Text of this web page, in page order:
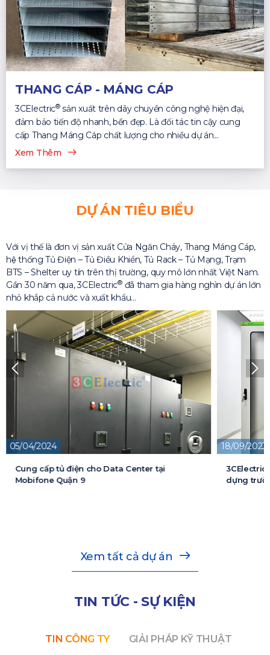
THANG CÁP - MÁNG CÁP
3CElectric®sản xuất trên dây chuyền công nghệ hiện đại,
đảm bảo tiến độ nhanh, bền đẹp. Là đối tác tin cậy cung
cấp Thang Máng Cáp chất lượng cho nhiều dự án...
Xem Thêm
DỰ ÁN TIÊU BIỂU
Với vị thế là đơn vị sản xuất Cửa Ngăn Cháy, Thang Máng Cáp,
hệ thống Tủ Điện – Tủ Điều Khiển, Tủ Rack – Tủ Mạng, Trạm
BTS – Shelter uy tín trên thị trường, quy mô lớn nhất Việt Nam.
Gần 30 năm qua, 3CElectric®đã tham gia hàng nghìn dự án lớn
nhỏ khắp cả nước và xuất khẩu…
18/09/2023
3CElectric cung cấp tủ điện cho Dự án xây
dựng trường đại học FPT
13/05/2026
Cung cấp
cấp
Xem tất cả dự án
TIN TỨC - SỰ KIỆN
TIN CÔNG TY GIẢI PHÁP KỸ THUẬT